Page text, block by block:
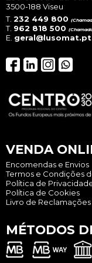
3500-188 Viseu
T. 232 449 800
T. 962 818 500
E. geral@lusomat.pt
VENDA
Encomendas e Envios
Termos e Condições
Política de
Política de Cookies
Livro de
MÉTODOS